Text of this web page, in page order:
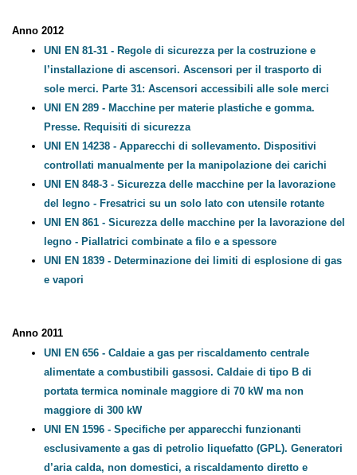
Anno 2012
UNI EN 81-31 - Regole di sicurezza per la costruzione e
l’installazione di ascensori. Ascensori per il trasporto di
sole merci. Parte 31: Ascensori accessibili alle sole merci
UNI EN 289 - Macchine per materie plastiche e gomma.
Presse. Requisiti di sicurezza
UNI EN 14238 - Apparecchi di sollevamento. Dispositivi
controllati manualmente per la manipolazione dei
carichi
UNI EN 848-3 - Sicurezza delle macchine per la lavorazione
del legno - Fresatrici su un solo lato con utensile rotante
UNI EN 861 - Sicurezza delle macchine per la lavorazione
del legno - Piallatrici combinate a filo e a spessore
Anno 2011
UNI EN 656 - Caldaie a gas per riscaldamento centrale
alimentate a combustibili gassosi. Caldaie di tipo B di
portata termica nominale maggiore di 70 kW ma non
maggiore di 300 kW